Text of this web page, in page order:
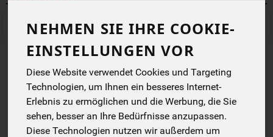
NEHMEN SIE IHRE COOKIE-
EINSTELLUNGEN VOR
Diese Website verwendet Cookies und Targeting
Technologien, um Ihnen ein besseres Internet-
Erlebnis zu ermöglichen und die Werbung, die Sie
sehen, besser an Ihre Bedürfnisse anzupassen.
Diese Technologien nutzen wir außerdem um
Speisekammer Gutsküche
GUTSKÜCHE
GESCHENKBUNDLE
Gutsküche
EG